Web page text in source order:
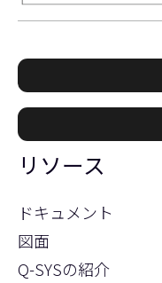
リソース
ドキュメント
図面
Q-SYSの紹介